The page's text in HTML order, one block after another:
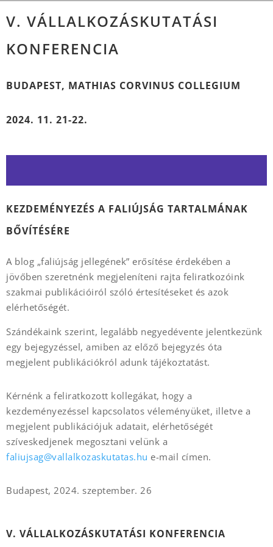
V. VÁLLALKOZÁSKUTATÁSI
KONFERENCIA
BUDAPEST, MATHIAS CORVINUS COLLEGIUM
2024. 11. 21-22.
KEZDEMÉNYEZÉS A FALIÚJSÁG TARTALMÁNAK
BŐVÍTÉSÉRE
A blog „faliújság jellegének” erősítése érdekében a
jövőben szeretnénk megjeleníteni rajta feliratkozóink
szakmai publikációiról szóló értesítéseket és azok
elérhetőségét.
Szándékaink szerint, legalább negyedévente jelentkezünk
egy bejegyzéssel, amiben az előző bejegyzés óta
megjelent publikációkról adunk tájékoztatást.
Kérnénk a feliratkozott kollegákat, hogy a
kezdeményezéssel kapcsolatos véleményüket, illetve a
megjelent publikációjuk adatait, elérhetőségét
szíveskedjenek megosztani velünk a
faliujsag@vallalkozaskutatas.hu e-mail címen.
Budapest, 2024. szeptember. 26
V. VÁLLALKOZÁSKUTATÁSI KONFERENCIA